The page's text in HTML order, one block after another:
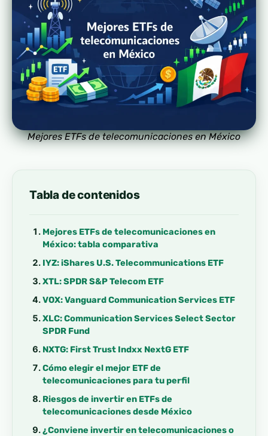
Mejores ETFs de telecomunicaciones en México
Tabla de contenidos
Mejores ETFs de telecomunicaciones en
México: tabla comparativa
IYZ: iShares U.S. Telecommunications ETF
XTL: SPDR S&P Telecom ETF
VOX: Vanguard Communication Services ETF
XLC: Communication Services Select Sector
SPDR Fund
NXTG: First Trust Indxx NextG ETF
Cómo elegir el mejor ETF de
telecomunicaciones para tu perfil
Riesgos de invertir en ETFs de
telecomunicaciones desde México
¿Conviene invertir en telecomunicaciones o